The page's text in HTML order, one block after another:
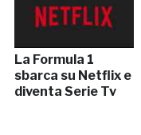
La Formula 1
sbarca su Netflix e
diventa Serie Tv